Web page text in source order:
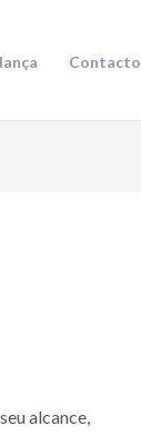
Contacto
alcance,